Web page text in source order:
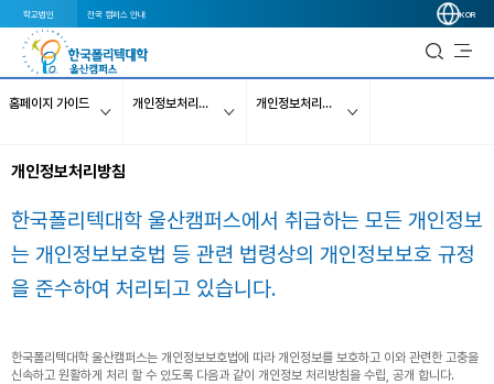
학교법인 전국 캠퍼스 안내 KOR
홈페이지 가이드 개인정보처리방침 개인정보처리방침_20180417
개인정보처리방침
한국폴리텍대학 울산캠퍼스에서 취급하는 모든 개인정보
는 개인정보보호법 등 관련 법령상의 개인정보보호 규정
을 준수하여 처리되고 있습니다.
한국폴리텍대학 울산캠퍼스는 개인정보보호법에 따라 개인정보를 보호하고 이와 관련한 고충을
신속하고 원활하게 처리 할 수 있도록 다음과 같이 개인정보 처리방침을 수립, 공개 합니다.